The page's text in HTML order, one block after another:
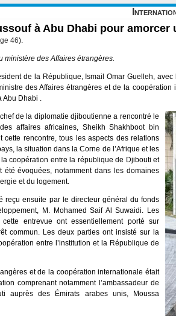
à Abu Dhabi pour amorcer
46).
ministère des Affaires étrangères.
de la République, Ismail Omar Guelleh,
des Affaires étrangères et de la
Abu Dhabi .
de la diplomatie djiboutienne a rencontré le
affaires africaines, Sheikh Shakhboot bin
cette rencontre, tous les aspects des relations
la situation dans la Corne de l’Afrique et les
coopération entre la république de Djibouti et
été évoquées, notamment dans les domaines
et du logement.
reçu ensuite par le directeur général du fonds
M. Mohamed Saif Al Suwaidi. Les
entrevue ont essentiellement porté sur
commun. Les deux parties ont insisté sur la
entre l’institution et la République de
et de la coopération internationale était
comprenant notamment l’ambassadeur de
auprès des Émirats arabes unis, Moussa